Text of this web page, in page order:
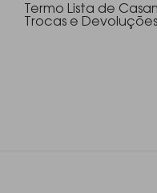
Termo Lista de
Trocas e Devoluções